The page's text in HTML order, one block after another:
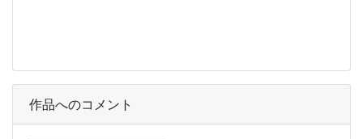
作品へのコメント